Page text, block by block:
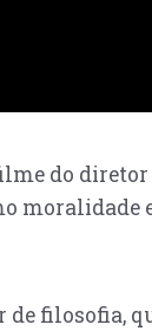
do
moralidade
filosofia,